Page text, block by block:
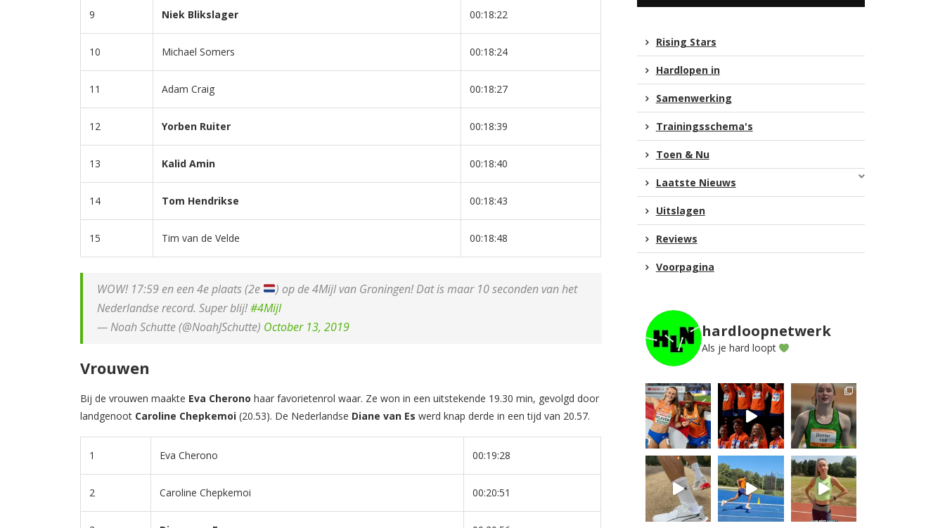
9 Niek Blikslager 00:18:22
10 Michael Somers 00:18:24
11 Adam Craig 00:18:27
12 Yorben Ruiter 00:18:39
13 Kalid Amin 00:18:40
14 Tom Hendrikse 00:18:43
15 Tim van de Velde 00:18:48
WOW! 17:59 en een 4e plaats (2e
) op de 4Mijl van Groningen! Dat is maar 10 seconden van het
Nederlandse record. Super blij!#4Mijl
— Noah Schutte (@NoahJSchutte) October 13, 2019
Vrouwen
Bij de vrouwen maakte Eva Cherono haar favorietenrol waar. Ze won in een uitstekende 19.30 min, gevolgd door
landgenoot Caroline Chepkemoi (20.53). De Nederlandse Diane van Es werd knap derde in een tijd van 20.57.
1 Eva Cherono 00:19:28
2 Caroline Chepkemoi 00:20:51
Rising Stars
Hardlopen in
Samenwerking
Trainingsschema's
Toen & Nu
Laatste Nieuws
Uitslagen
Reviews
Voorpagina
hardloopnetwerk
Als je hard loopt